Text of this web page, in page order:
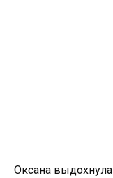
Оксана